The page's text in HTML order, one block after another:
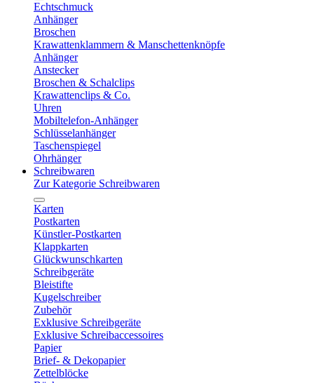
Echtschmuck
Anhänger
Broschen
Krawattenklammern & Manschettenknöpfe
Anhänger
Anstecker
Broschen & Schalclips
Krawattenclips & Co.
Uhren
Mobiltelefon-Anhänger
Schlüsselanhänger
Taschenspiegel
Ohrhänger
Schreibwaren
Zur Kategorie Schreibwaren
Karten
Postkarten
Künstler-Postkarten
Klappkarten
Glückwunschkarten
Schreibgeräte
Bleistifte
Kugelschreiber
Zubehör
Exklusive Schreibgeräte
Exklusive Schreibaccessoires
Papier
Brief- & Dekopapier
Zettelblöcke